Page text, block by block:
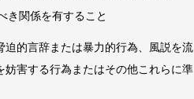
き関係を有すること
迫的言辞または暴力的行為、風説を流
害する行為またはその他これらに準